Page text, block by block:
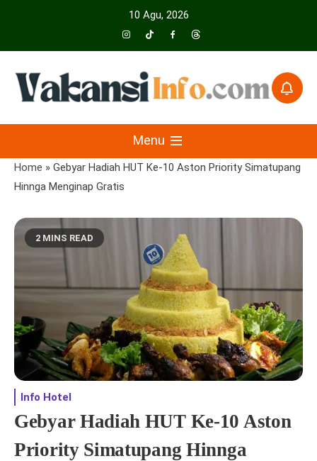
10 Agu, 2026
VakansiinfoMenu
Home » Gebyar Hadiah HUT Ke-10 Aston Priority Simatupang
Hinnga Menginap Gratis
2 MINS READ
Info Hotel
Gebyar Hadiah HUT Ke-10 Aston
Priority Simatupang Hinnga